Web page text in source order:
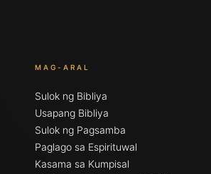
MAG-ARAL
Sulok ng Bibliya
Usapang Bibliya
Sulok ng Pagsamba
Paglago sa Espirituwal
Kasama sa Kumpisal